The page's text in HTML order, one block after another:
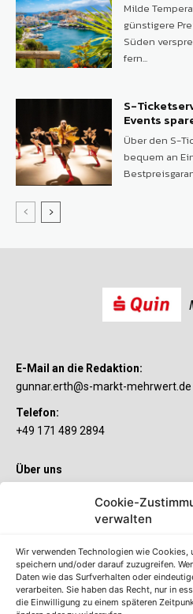
Cookie-
verwalten
Wir verwenden Technologien wie Cookies,
speichern und/oder darauf zuzugreifen.
Daten wie das Surfverhalten oder
verarbeiten. Sie haben das Recht, nur in
die Einwilligung zu einem späteren
Milde
günstigere
Süden
fern...
S-
Events
Über den S-
bequem an
E-Mail an die Redaktion:
gunnar.erth@s-markt-mehrwert.de
Telefon:
+49 171 489 2894
Über uns
Sie wollen mehr als ein
S-Quin Konto genau das Richtige
etliche Inklusivleistungen. Im S-
immer, was es Neues gibt.
Die S-Quin